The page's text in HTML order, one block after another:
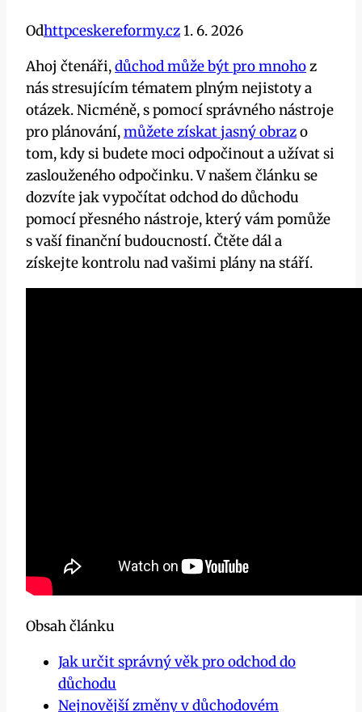
Odhttpceskereformy.cz1. 6. 2026
Ahoj čtenáři,důchod může být pro mnohoz
nás stresujícím tématem plným nejistoty a
otázek. Nicméně, s pomocí správného nástroje
pro plánování,můžete získat jasný obrazo
tom, kdy si budete moci odpočinout a užívat si
zaslouženého odpočinku. V našem článku se
dozvíte jak vypočítat odchod do důchodu
pomocí přesného nástroje, který vám pomůže
s vaší finanční budoucností. Čtěte dál a
získejte kontrolu nad vašimi plány na stáří.
Obsah článku
Jak určit správný věk pro odchod do
důchodu
Nejnovější změny v důchodovém